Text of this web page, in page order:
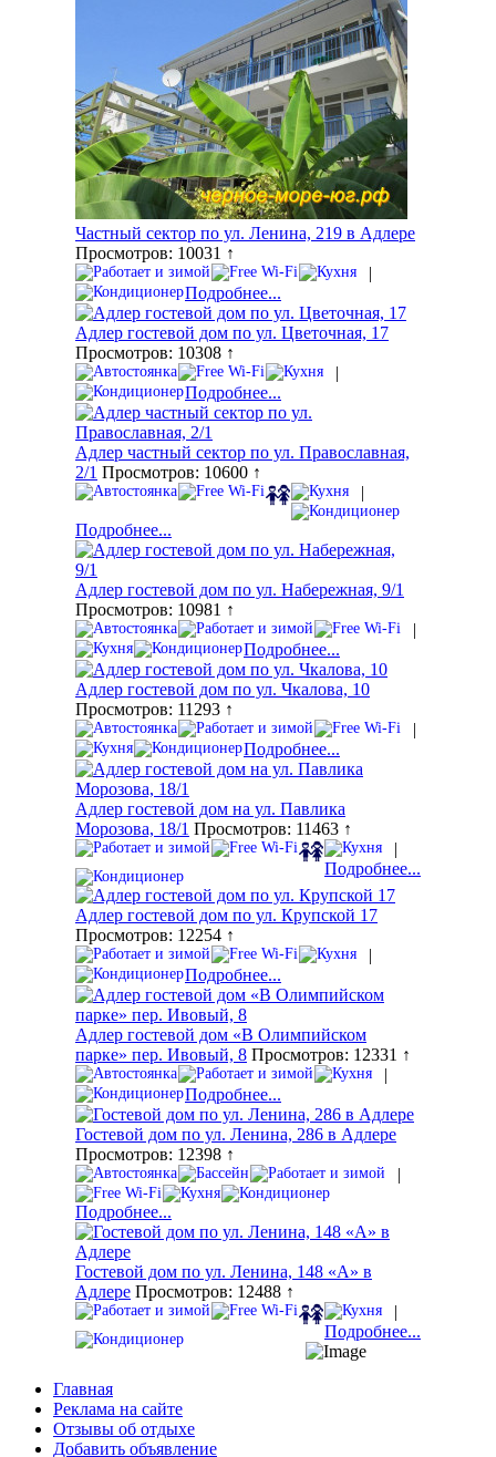
Частный сектор по ул. Ленина, 219 в Адлере
Просмотров: 10031 ↑
|
Подробнее...
Адлер гостевой дом по ул. Цветочная, 17
Просмотров: 10308 ↑
|
Подробнее...
Адлер частный сектор по ул. Православная,
2/1 Просмотров: 10600 ↑
|
Подробнее...
Адлер гостевой дом по ул. Набережная, 9/1
Просмотров: 10981 ↑
|
Подробнее...
Адлер гостевой дом по ул. Чкалова, 10
Просмотров: 11293 ↑
|
Подробнее...
Адлер гостевой дом на ул. Павлика
Морозова, 18/1 Просмотров: 11463 ↑
|
Подробнее...
Адлер гостевой дом по ул. Крупской 17
Просмотров: 12254 ↑
|
Подробнее...
Адлер гостевой дом «В Олимпийском
парке» пер. Ивовый, 8 Просмотров: 12331 ↑
|
Подробнее...
Гостевой дом по ул. Ленина, 286 в Адлере
Просмотров: 12398 ↑
|
Подробнее...
Гостевой дом по ул. Ленина, 148 «А» в
Адлере Просмотров: 12488 ↑
|
Подробнее...
Главная
Реклама на сайте
Отзывы об отдыхе
Добавить объявление